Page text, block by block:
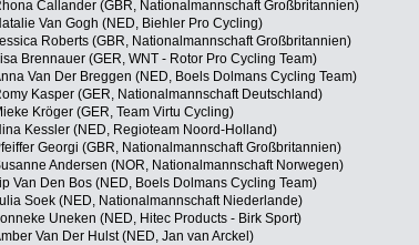
Callander (GBR, Nationalmannschaft Großbritannien)
Van Gogh (NED, Biehler Pro Cycling)
Roberts (GBR, Nationalmannschaft Großbritannien)
Brennauer (GER, WNT - Rotor Pro Cycling Team)
Van Der Breggen (NED, Boels Dolmans Cycling Team)
Kasper (GER, Nationalmannschaft Deutschland)
Kröger (GER, Team Virtu Cycling)
Kessler (NED, Regioteam Noord-Holland)
Georgi (GBR, Nationalmannschaft Großbritannien)
Andersen (NOR, Nationalmannschaft Norwegen)
Van Den Bos (NED, Boels Dolmans Cycling Team)
Soek (NED, Nationalmannschaft Niederlande)
Uneken (NED, Hitec Products - Birk Sport)
Van Der Hulst (NED, Jan van Arckel)